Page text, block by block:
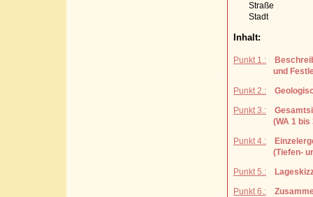
Straße
Stadt
Inhalt:
Punkt 1.:
und
Punkt 2.:
Punkt 3.:
(WA 1 bis 3 )
Punkt 4.:
(Tiefen- und
Punkt 5.:
Punkt 6.: